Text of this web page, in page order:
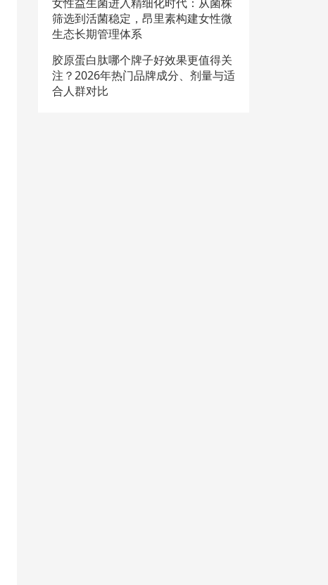
筛选到活菌稳定，昂里素构建女性微
生态长期管理体系
胶原蛋白肽哪个牌子好效果更值得关
注？2026年热门品牌成分、剂量与适
合人群对比